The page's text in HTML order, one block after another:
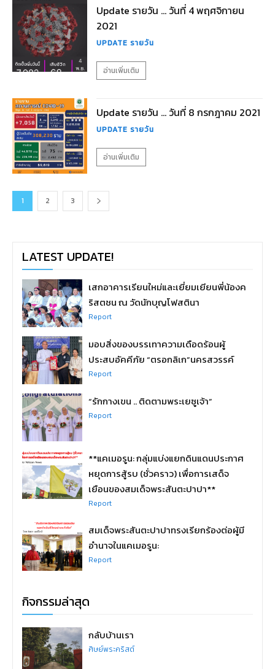
Update รายวัน … วันที่ 4 พฤศจิกายน
2021
UPDATE รายวัน
อ่านเพิ่มเติม
Update รายวัน … วันที่ 8 กรกฎาคม 2021
UPDATE รายวัน
อ่านเพิ่มเติม
1 2 3
LATEST UPDATE!
เสกอาคารเรียนใหม่และเยี่ยมเยียนพี่น้องค
ริสตชน ณ วัดนักบุญโฟสตินา
Report
มอบสิ่งของบรรเทาความเดือดร้อนผู้
ประสบอัคคีภัย “ตรอกลิเก”นครสวรรค์
Report
“รักกางเขน .. ติดตามพระเยซูเจ้า”
Report
**แคเมอรูน: กลุ่มแบ่งแยกดินแดนประกาศ
หยุดการสู้รบ (ชั่วคราว) เพื่อการเสด็จ
เยือนของสมเด็จพระสันตะปาปา**
Report
สมเด็จพระสันตะปาปาทรงเรียกร้องต่อผู้มี
อำนาจในแคเมอรูน:
Report
กิจกรรมล่าสุด
กลับบ้านเรา
ศิษย์พระคริสต์